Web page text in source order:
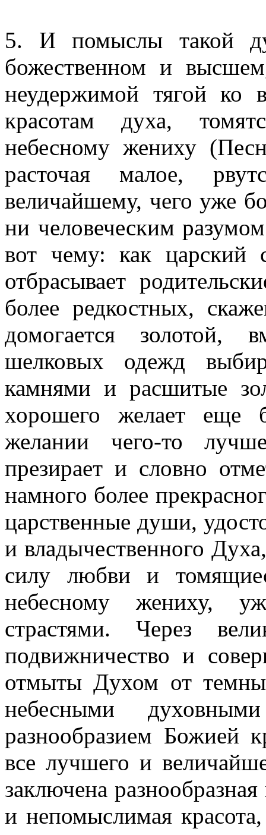
5. И помыслы такой
божественном и
неудержимой тягой ко
красотам духа,
небесному жениху
расточая малое,
величайшему, чего уже
ни человеческим
вот чему: как царский
отбрасывает
более редкостных,
домогается
шелковых одежд
камнями и расшитые
хорошего желает еще
желании чего-то
презирает и словно
намного более
царственные души,
и владычественного
силу любви и
небесному жениху,
страстями. Через
подвижничество и
отмыты Духом от
небесными
разнообразием Божией
все лучшего и
заключена
и непомыслимая